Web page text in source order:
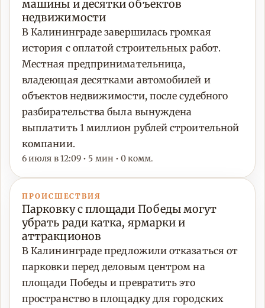
машины и десятки объектов
недвижимости
В Калининграде завершилась громкая
история с оплатой строительных работ.
Местная предпринимательница,
владеющая десятками автомобилей и
объектов недвижимости, после судебного
разбирательства была вынуждена
выплатить 1 миллион рублей строительной
компании.
6 июля в 12:09 • 5 мин • 0 комм.
ПРОИСШЕСТВИЯ
Парковку с площади Победы могут
убрать ради катка, ярмарки и
аттракционов
В Калининграде предложили отказаться от
парковки перед деловым центром на
площади Победы и превратить это
пространство в площадку для городских